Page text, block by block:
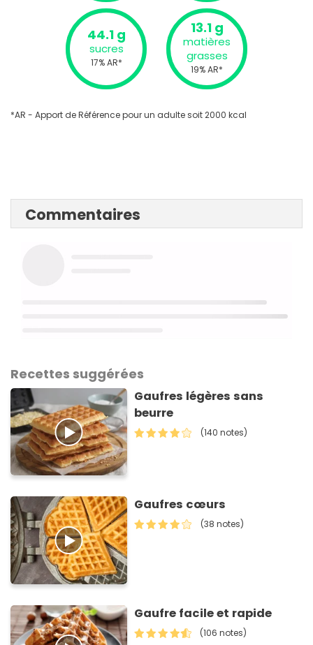
44.1 g
sucres
17% AR*
13.1 g
matières
grasses
19% AR*
*AR - Apport de Référence pour un adulte soit 2000 kcal
Commentaires
Recettes suggérées
Gaufres légères sans
beurre
(140 notes)
Gaufres cœurs
(38 notes)
Gaufre facile et rapide
(106 notes)